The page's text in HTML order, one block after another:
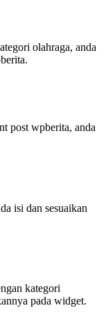
olahraga, anda
post wpberita, anda
isi dan sesuaikan
kategori
pada widget.